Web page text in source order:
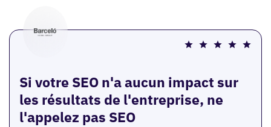
Si votre SEO n'a aucun impact sur
les résultats de l'entreprise, ne
l'appelez pas SEO